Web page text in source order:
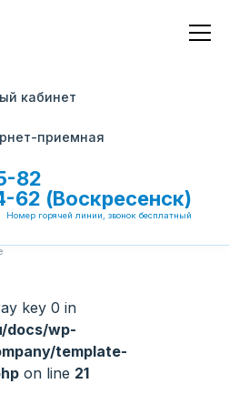
кабинет
приемная
15-82
62 (Воскресенск)
Номер горячей линии, звонок бесплатный
key 0 in
docs/wp-
template-
on line 21